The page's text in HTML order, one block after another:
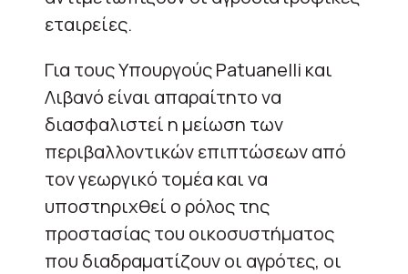
εταιρείες.
Για τους Υπουργούς Patuanelli και
Λιβανό είναι απαραίτητο να
διασφαλιστεί η μείωση των
περιβαλλοντικών επιπτώσεων από
τον γεωργικό τομέα και να
υποστηριχθεί ο ρόλος της
προστασίας του οικοσυστήματος
που διαδραματίζουν οι αγρότες, οι